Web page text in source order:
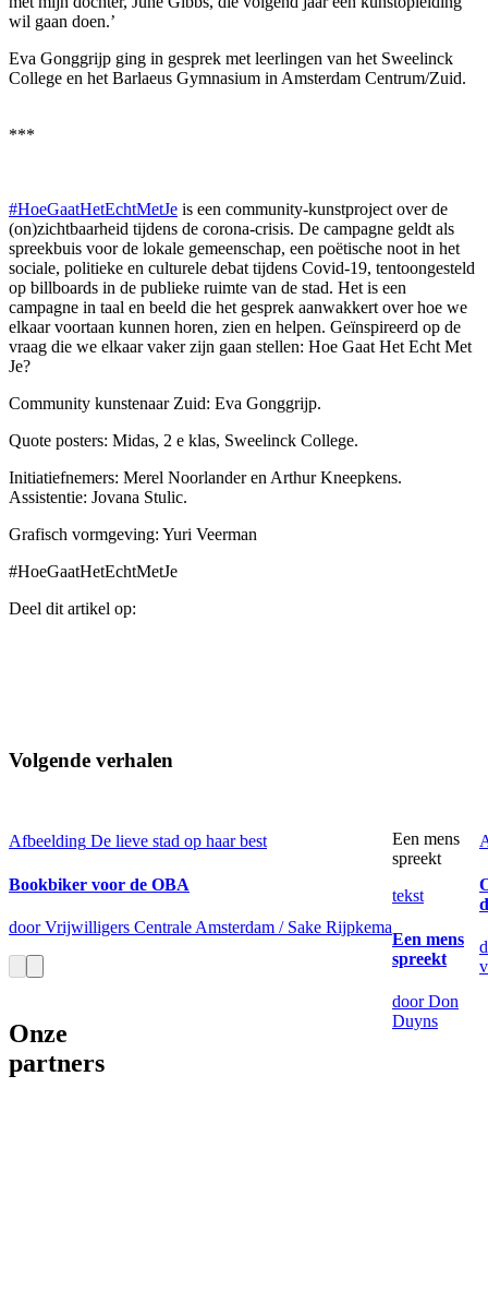
wil gaan doen.’
Eva Gonggrijp ging in gesprek met leerlingen van het Sweelinck
College en het Barlaeus Gymnasium in Amsterdam Centrum/Zuid.
***
#HoeGaatHetEchtMetJe is een community-kunstproject over de
(on)zichtbaarheid tijdens de corona-crisis. De campagne geldt als
spreekbuis voor de lokale gemeenschap, een poëtische noot in het
sociale, politieke en culturele debat tijdens Covid-19, tentoongesteld
op billboards in de publieke ruimte van de stad. Het is een
campagne in taal en beeld die het gesprek aanwakkert over hoe we
elkaar voortaan kunnen horen, zien en helpen. Geïnspireerd op de
vraag die we elkaar vaker zijn gaan stellen: Hoe Gaat Het Echt Met
Je?
Community kunstenaar Zuid: Eva Gonggrijp.
Quote posters: Midas, 2 e klas, Sweelinck College.
Initiatiefnemers: Merel Noorlander en Arthur Kneepkens.
Assistentie: Jovana Stulic.
Grafisch vormgeving: Yuri Veerman
#HoeGaatHetEchtMetJe
Deel dit artikel op:
Volgende verhalen
Afbeelding De lieve stad op haar best
Bookbiker voor de OBA
door Vrijwilligers Centrale Amsterdam / Sake Rijpkema
Een mens
spreekt
tekst
Een mens
spreekt
door Don
Duyns
Onze
partners